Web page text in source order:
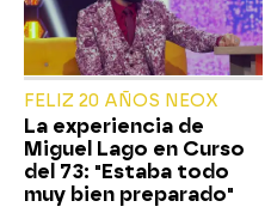
FELIZ 20 AÑOS NEOX
La experiencia de
Miguel Lago en Curso
del 73: "Estaba todo
muy bien preparado"